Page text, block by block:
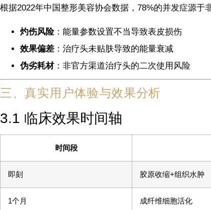
根据2022年中国整形美容协会数据，78%的并发症源于
灼伤风险：能量参数设置不当导致表皮损伤
效果偏差 ：治疗头未贴肤导致的能量衰减
伪劣耗材：非官方渠道治疗头的二次使用风险
三、真实用户体验与效果分析
3.1 临床效果时间轴
时间段
即刻 胶原收缩+组织水肿
1个月 成纤维细胞活化